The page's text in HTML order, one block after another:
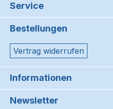
Service
Bestellungen
Vertrag widerrufen
Informationen
Newsletter